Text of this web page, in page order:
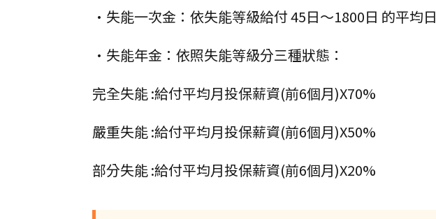
•失能一次金：依失能等級給付 45日～1800日 的平均日
•失能年金：依照失能等級分三種狀態：
完全失能 :給付平均月投保薪資(前6個月)X70%
嚴重失能 :給付平均月投保薪資(前6個月)X50%
部分失能 :給付平均月投保薪資(前6個月)X20%